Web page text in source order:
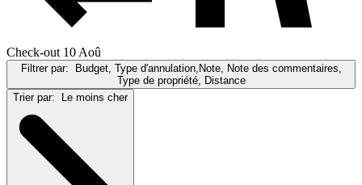
Check-out 10 Aoû
Filtrer par: Budget, Type d'annulation,Note, Note des commentaires,
Type de propriété, Distance
Trier par: Le moins cher